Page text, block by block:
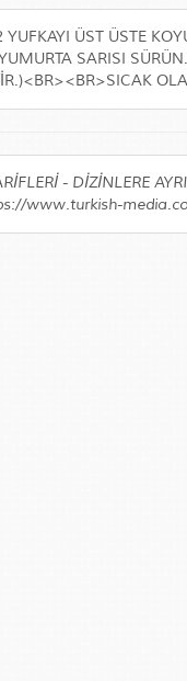
ÜST ÜSTE
SARISI
- DİZİNLERE
www.turkish-